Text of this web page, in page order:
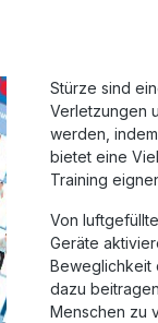
Stürze sind
Verletzungen
werden,
bietet eine
Training
Von
Geräte
Beweglichkeit
dazu
Menschen zu